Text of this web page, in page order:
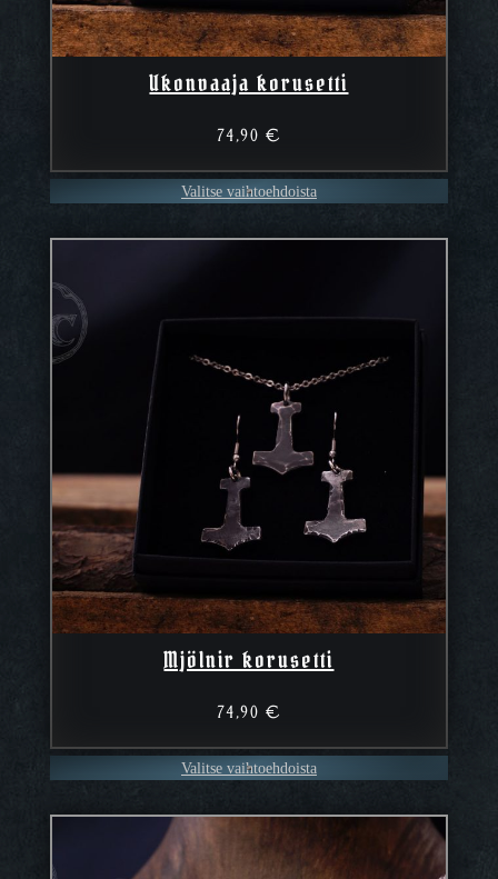
Ukonvaaja korusetti
74,90 €
Valitse vaihtoehdoista
Mjölnir korusetti
74,90 €
Valitse vaihtoehdoista